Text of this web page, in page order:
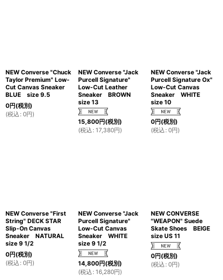
NEW Converse "Chuck
Taylor Premium" Low-
Cut Canvas Sneaker
BLUE size 9.5
0円(税別)
(税込 : 0円)
NEW Converse "Jack
Purcell Signature"
Low-Cut Leather
Sneaker BROWN
size 13
15,800円(税別)
(税込 : 17,380円)
NEW Converse "Jack
Purcell Signature Ox"
Low-Cut Canvas
Sneaker WHITE
size 10
0円(税別)
(税込 : 0円)
NEW Converse "First
String" DECK STAR
Slip-On Canvas
Sneaker NATURAL
size 9 1/2
0円(税別)
(税込 : 0円)
NEW Converse "Jack
Purcell Signature"
Low-Cut Canvas
Sneaker WHITE
size 9 1/2
14,800円(税別)
(税込 : 16,280円)
NEW CONVERSE
"WEAPON" Suede
Skate Shoes BEIGE
size US 11
0円(税別)
(税込 : 0円)